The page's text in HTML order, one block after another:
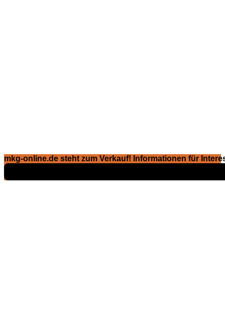
mkg-online.de steht zum Verkauf! Informationen für